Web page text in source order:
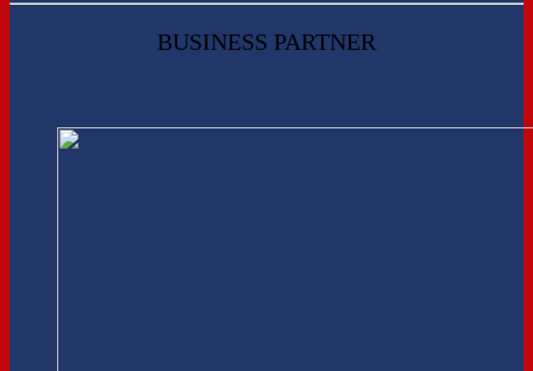
BUSINESS PARTNER